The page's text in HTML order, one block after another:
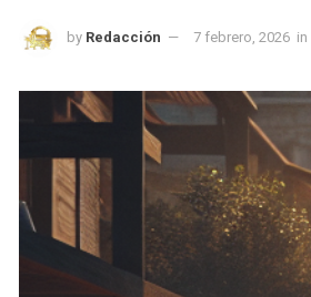
by Redacción 7 febrero, 2026 in